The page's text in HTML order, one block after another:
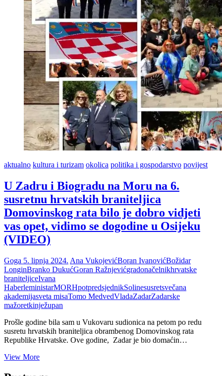
aktualno kultura i turizam okolica politika i gospodarstvo povijest
U Zadru i Biogradu na Moru na 6.
susretnu hrvatskih braniteljica
Domovinskog rata bilo je dobro vidjeti
vas opet, vidimo se dogodine u Osijeku
(VIDEO)
Goga 5. lipnja 2024. Ana VukojevićBoran IvanovićBožidar
LonginBranko DukućGoran Ražnjevićgradonačelnikhrvatske
braniteljiceIvana
HaberleministarMORHpotpredsjednikSolinesusretsvečana
akademijasveta misaTomo MedvedVladaZadarZadarske
mažoretkinježupan
Prošle godine bila sam u Vukovaru sudionica na petom po redu
susretu hrvatskih braniteljica obrambenog Domovinskog rata
Republike Hrvatske. Ove godine, Zadar je bio domaćin…
View MoreU
i